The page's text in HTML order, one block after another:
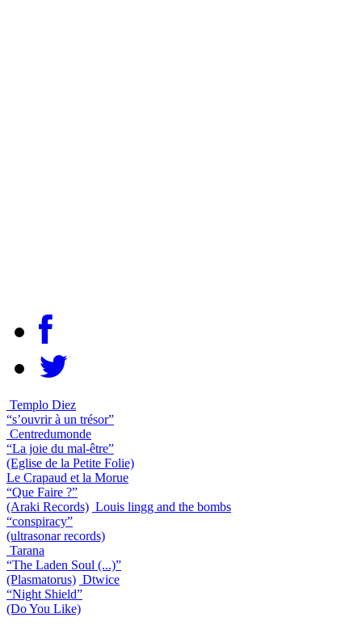
Templo Diez
“s’ouvrir à un trésor”
Centredumonde
“La joie du mal-être”
(Eglise de la Petite Folie)
Le Crapaud et la Morue
“Que Faire ?”
(Araki Records) Louis lingg and the bombs
“conspiracy”
(ultrasonar records)
Tarana
“The Laden Soul (...)”
(Plasmatorus) Dtwice
“Night Shield”
(Do You Like)